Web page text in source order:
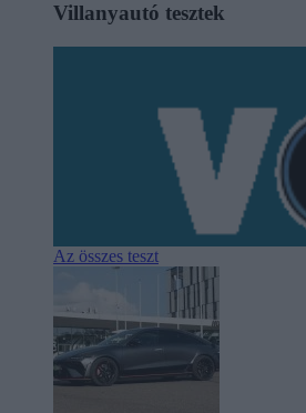
Villanyautó tesztek
Az összes teszt